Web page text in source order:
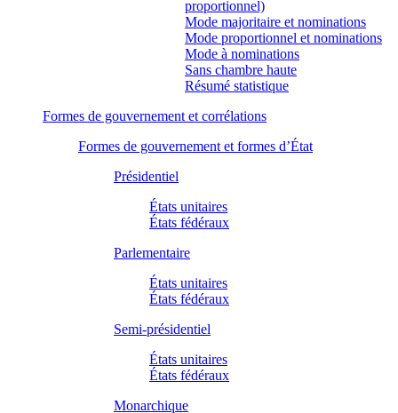
proportionnel)
Mode majoritaire et nominations
Mode proportionnel et nominations
Mode à nominations
Sans chambre haute
Résumé statistique
Formes de gouvernement et corrélations
Formes de gouvernement et formes d’État
Présidentiel
États unitaires
États fédéraux
Parlementaire
États unitaires
États fédéraux
Semi-présidentiel
États unitaires
États fédéraux
Monarchique